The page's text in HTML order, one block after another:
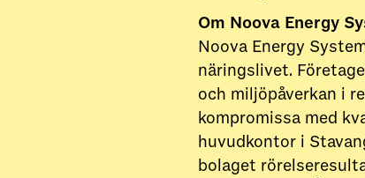
Om Noova Energy
Noova Energy
näringslivet.
och miljöpåverkan i
kompromissa med
huvudkontor i
bolaget